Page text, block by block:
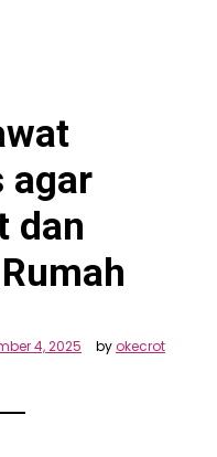
agar
dan
4, 2025 byokecrot